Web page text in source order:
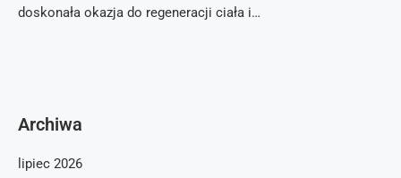
doskonała okazja do regeneracji ciała i…
Archiwa
lipiec 2026